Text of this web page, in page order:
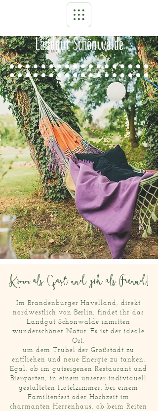
Landgut Schönwalde
Komm als Gast und geh als Freund!
Im Brandenburger Havelland, direkt
nordwestlich von Berlin, findet ihr das
Landgut Schönwalde inmitten
wunderschöner Natur. Es ist der ideale
Ort,
um dem Trubel der Großstadt zu
entfliehen und neue Energie zu tanken.
Egal, ob im gutseigenen Restaurant und
Biergarten, in einem unserer individuell
gestalteten Hotelzimmer, bei einem
Familienfest oder Hochzeit im
charmanten Herrenhaus, ob beim Reiten